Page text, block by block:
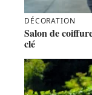
DÉCORATION
Salon de
clé